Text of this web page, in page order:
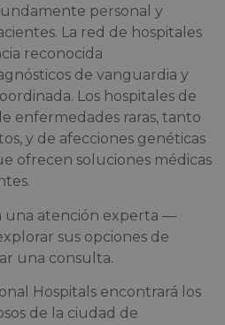
personal y
La red de hospitales
reconocida
de vanguardia y
Los hospitales de
enfermedades raras, tanto
y de afecciones genéticas
ofrecen soluciones médicas
una atención experta —
sus opciones de
una consulta.
Hospitals encontrará los
de la ciudad de